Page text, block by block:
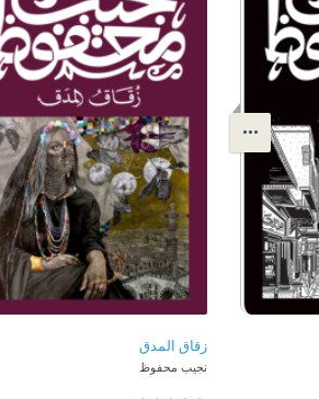
زقاق المدق
نجيب محفوظ